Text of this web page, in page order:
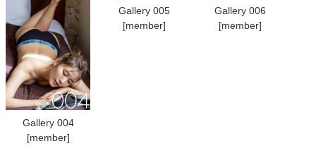
Gallery 004
[member]
Gallery 005
[member]
Gallery 006
[member]